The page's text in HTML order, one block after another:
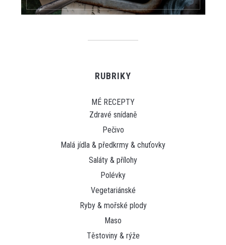
RUBRIKY
MÉ RECEPTY
Zdravé snídaně
Pečivo
Malá jídla & předkrmy & chuťovky
Saláty & přílohy
Polévky
Vegetariánské
Ryby & mořské plody
Maso
Těstoviny & rýže